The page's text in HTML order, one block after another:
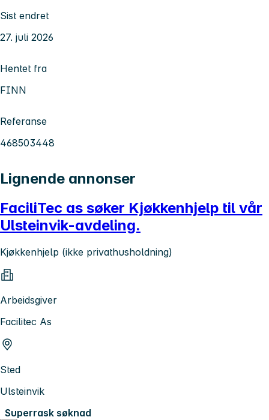
Sist endret
27. juli 2026
Hentet fra
FINN
Referanse
468503448
Lignende annonser
FaciliTec as søker Kjøkkenhjelp til vår
Ulsteinvik-avdeling.
Kjøkkenhjelp (ikke privathusholdning)
Arbeidsgiver
Facilitec As
Sted
Ulsteinvik
Superrask søknad